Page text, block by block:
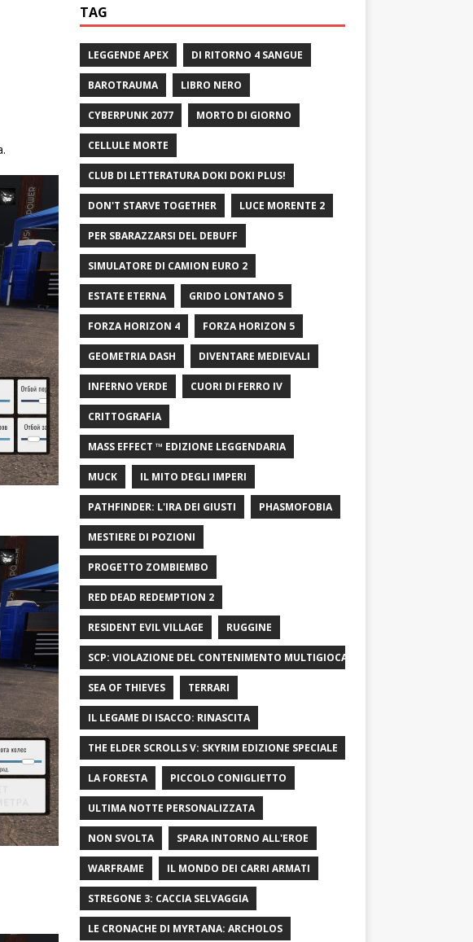
TAG
LEGGENDE APEX DI RITORNO 4 SANGUE
BAROTRAUMA LIBRO NERO
CYBERPUNK 2077 MORTO DI GIORNO
CELLULE MORTE
CLUB DI LETTERATURA DOKI DOKI PLUS!
DON'T STARVE TOGETHER LUCE MORENTE 2
PER SBARAZZARSI DEL DEBUFF
SIMULATORE DI CAMION EURO 2
ESTATE ETERNA GRIDO LONTANO 5
FORZA HORIZON 4 FORZA HORIZON 5
GEOMETRIA DASH DIVENTARE MEDIEVALI
INFERNO VERDE CUORI DI FERRO IV
CRITTOGRAFIA
MASS EFFECT ™ EDIZIONE LEGGENDARIA
MUCK IL MITO DEGLI IMPERI
PATHFINDER: L'IRA DEI GIUSTI PHASMOFOBIA
MESTIERE DI POZIONI
PROGETTO ZOMBIEMBO
RED DEAD REDEMPTION 2
RESIDENT EVIL VILLAGE RUGGINE
SCP: VIOLAZIONE DEL CONTENIMENTO MULTIGIOCATORE
SEA OF ​​THIEVES TERRARI
IL LEGAME DI ISACCO: RINASCITA
THE ELDER SCROLLS V: SKYRIM EDIZIONE SPECIALE
LA FORESTA PICCOLO CONIGLIETTO
ULTIMA NOTTE PERSONALIZZATA
NON SVOLTA SPARA INTORNO ALL'EROE
WARFRAME IL MONDO DEI CARRI ARMATI
STREGONE 3: CACCIA SELVAGGIA
LE CRONACHE DI MYRTANA: ARCHOLOS